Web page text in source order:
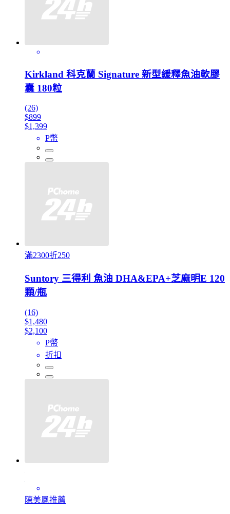
Kirkland 科克蘭 Signature 新型緩釋魚油軟膠
囊 180粒
(26)
$899
$1,399
P幣
滿2300折250
Suntory 三得利 魚油 DHA&EPA+芝麻明E 120
顆/瓶
(16)
$1,480
$2,100
P幣
折扣
陳美鳳推薦